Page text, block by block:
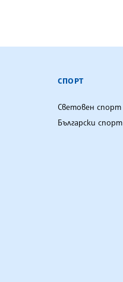
СПОРТ
Световен спорт
Български спорт